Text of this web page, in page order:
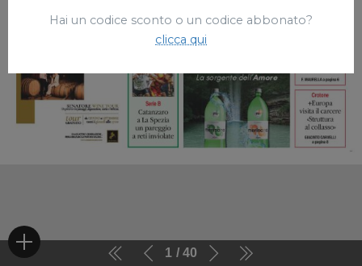
1 40
Hai un codice sconto o un codice abbonato?
clicca qui